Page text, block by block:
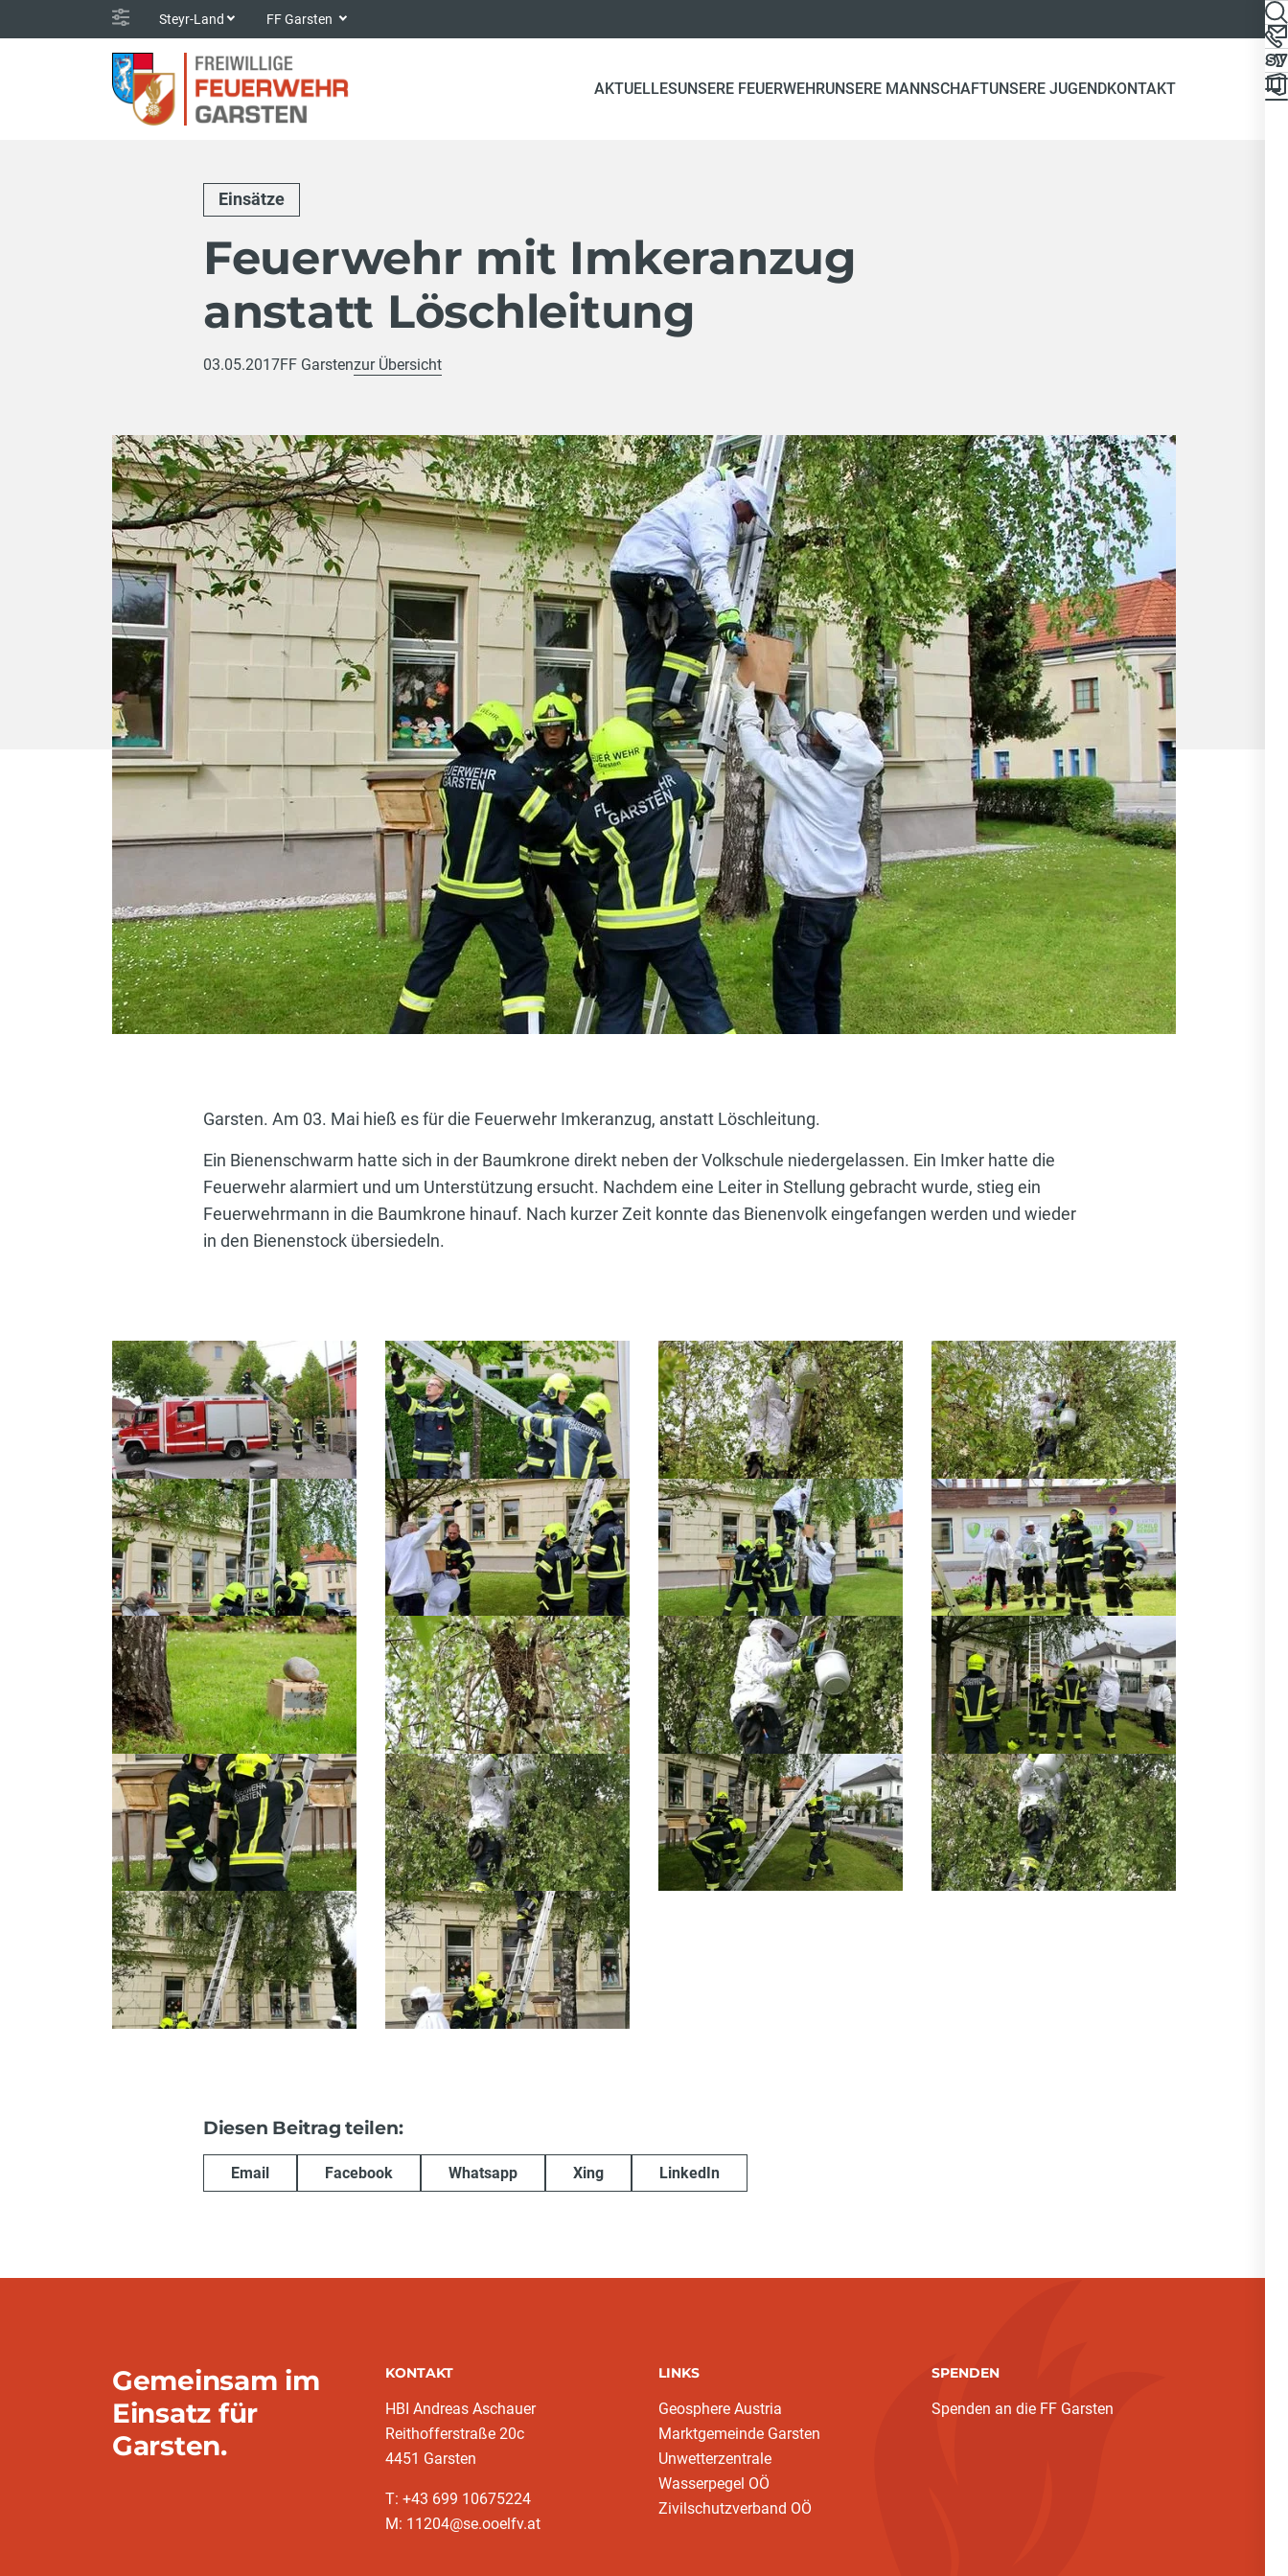
Steyr-Land FF Garsten
AKTUELLESUNSERE FEUERWEHRUNSERE MANNSCHAFTUNSERE JUGENDKONTAKT
Einsätze
Feuerwehr mit Imkeranzug
anstatt Löschleitung
03.05.2017FF Garstenzur Übersicht
Garsten. Am 03. Mai hieß es für die Feuerwehr Imkeranzug, anstatt Löschleitung.
Ein Bienenschwarm hatte sich in der Baumkrone direkt neben der Volkschule niedergelassen. Ein Imker hatte die
Feuerwehr alarmiert und um Unterstützung ersucht. Nachdem eine Leiter in Stellung gebracht wurde, stieg ein
Feuerwehrmann in die Baumkrone hinauf. Nach kurzer Zeit konnte das Bienenvolk eingefangen werden und wieder
in den Bienenstock übersiedeln.
Diesen Beitrag teilen:
Email Facebook Whatsapp Xing LinkedIn
Gemeinsam im
Einsatz für
Garsten.
KONTAKT
HBI Andreas Aschauer
Reithofferstraße 20c
4451 Garsten
T: ‭+43 699 10675224‬
M: 11204@se.ooelfv.at
LINKS
Geosphere Austria
Marktgemeinde Garsten
Unwetterzentrale
Wasserpegel OÖ
Zivilschutzverband OÖ
SPENDEN
Spenden an die FF Garsten